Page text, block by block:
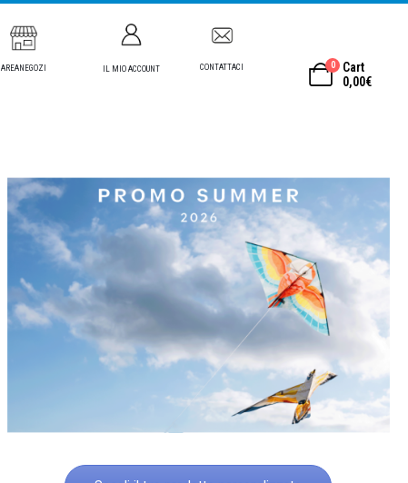
AREANEGOZI IL MIO ACCOUNT CONTATTACI 0
Cart
0,00€